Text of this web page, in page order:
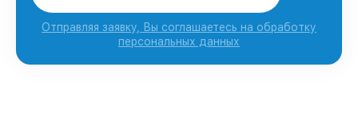
Отправляя заявку, Вы соглашаетесь на обработку
персональных данных